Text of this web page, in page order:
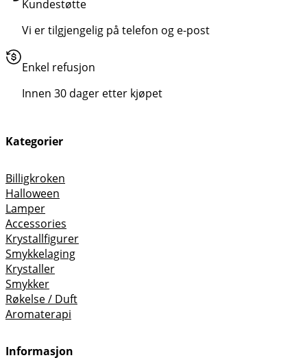
Kundestøtte
Vi er tilgjengelig på telefon og e-post
Enkel refusjon
Innen 30 dager etter kjøpet
Kategorier
Billigkroken
Halloween
Lamper
Accessories
Krystallfigurer
Smykkelaging
Krystaller
Smykker
Røkelse / Duft
Aromaterapi
Informasjon